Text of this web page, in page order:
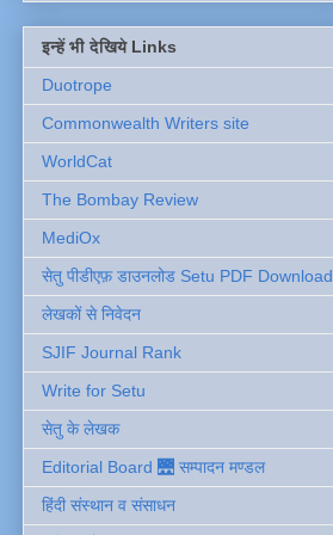
इन्हें भी देखिये Links
Duotrope
Commonwealth Writers site
WorldCat
The Bombay Review
MediOx
सेतु पीडीएफ़ डाउनलोड Setu PDF Download
लेखकों से निवेदन
SJIF Journal Rank
Write for Setu
सेतु के लेखक
Editorial Board 🌉 सम्पादन मण्डल
हिंदी संस्थान व संसाधन